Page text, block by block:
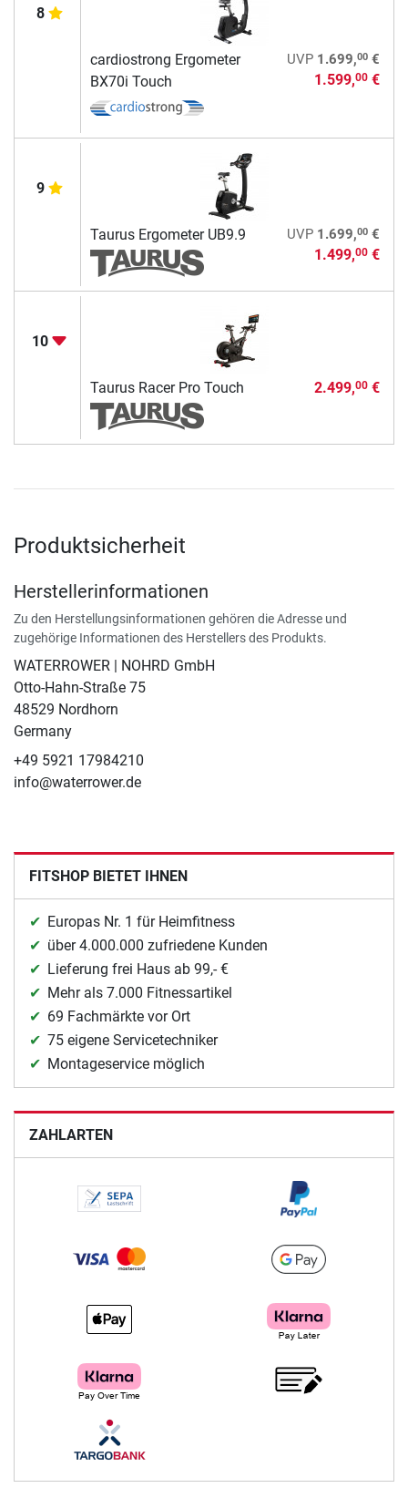
8
cardiostrong Ergometer
BX70i Touch
UVP 1.699,00€
1.599,00€
9
Taurus Ergometer UB9.9 UVP 1.699,00€
1.499,00€
10
Taurus Racer Pro Touch 2.499,00€
Produktsicherheit
Herstellerinformationen
Zu den Herstellungsinformationen gehören die Adresse und
zugehörige Informationen des Herstellers des Produkts.
WATERROWER | NOHRD GmbH
Otto-Hahn-Straße 75
48529 Nordhorn
Germany
+49 5921 17984210
info@waterrower.de
FITSHOP BIETET IHNEN
Europas Nr. 1 für Heimfitness
über 4.000.000 zufriedene Kunden
Lieferung frei Haus ab 99,- €
Mehr als 7.000 Fitnessartikel
69 Fachmärkte vor Ort
75 eigene Servicetechniker
Montageservice möglich
ZAHLARTEN